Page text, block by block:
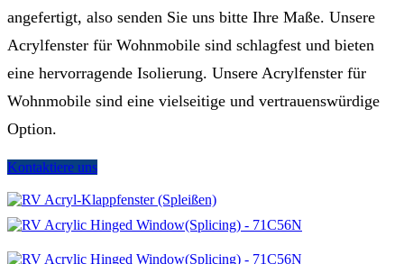
angefertigt, also senden Sie uns bitte Ihre Maße. Unsere
Acrylfenster für Wohnmobile sind schlagfest und bieten
eine hervorragende Isolierung. Unsere Acrylfenster für
Wohnmobile sind eine vielseitige und vertrauenswürdige
Option.
Kontaktiere uns